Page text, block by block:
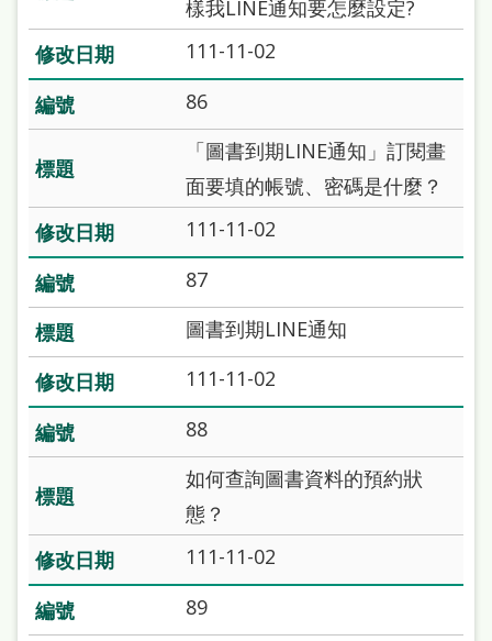
答
雙
語
詞
彙
北
通
陳
情
系
統
English
日
本
語
隱
樣我LINE通知要怎麼設定?
111-11-02
86
「圖書到期LINE通知」訂閱畫
面要填的帳號、密碼是什麼？
111-11-02
87
​圖書到期LINE通知
111-11-02
88
如何查詢圖書資料的預約狀
態？
111-11-02
89